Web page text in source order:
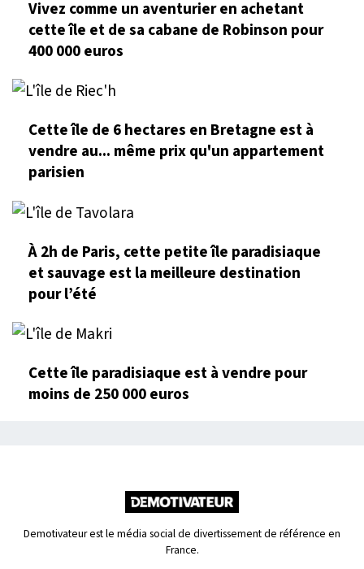
Vivez comme un aventurier en achetant
cette île et de sa cabane de Robinson pour
400 000 euros
Cette île de 6 hectares en Bretagne est à
vendre au... même prix qu'un appartement
parisien
À 2h de Paris, cette petite île paradisiaque
et sauvage est la meilleure destination
pour l’été
Cette île paradisiaque est à vendre pour
moins de 250 000 euros
Demotivateur est le média social de divertissement de référence en
France.